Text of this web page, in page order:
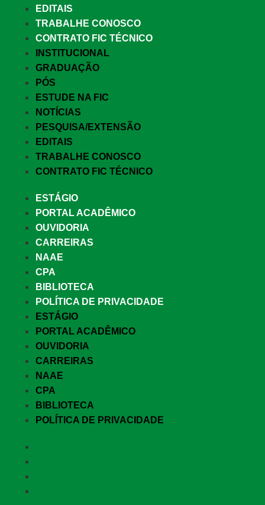
EDITAIS
TRABALHE CONOSCO
CONTRATO FIC TÉCNICO
INSTITUCIONAL
GRADUAÇÃO
PÓS
ESTUDE NA FIC
NOTÍCIAS
PESQUISA/EXTENSÃO
EDITAIS
TRABALHE CONOSCO
CONTRATO FIC TÉCNICO
ESTÁGIO
PORTAL ACADÊMICO
OUVIDORIA
CARREIRAS
NAAE
CPA
BIBLIOTECA
POLÍTICA DE PRIVACIDADE
ESTÁGIO
PORTAL ACADÊMICO
OUVIDORIA
CARREIRAS
NAAE
CPA
BIBLIOTECA
POLÍTICA DE PRIVACIDADE